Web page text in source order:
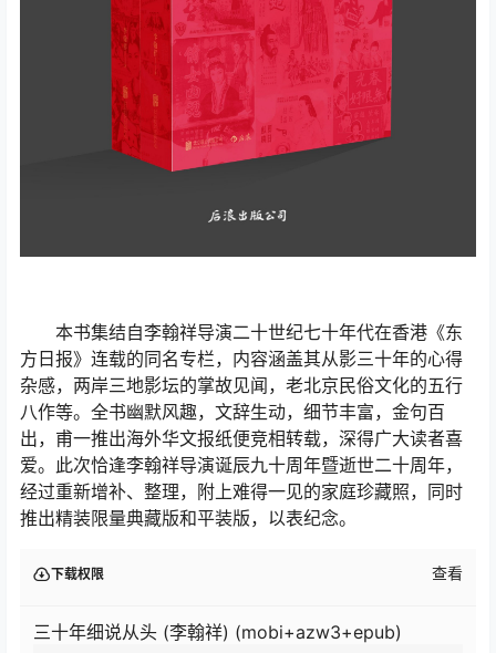
本书集结自李翰祥导演二十世纪七十年代在香港《东
方日报》连载的同名专栏，内容涵盖其从影三十年的心得
杂感，两岸三地影坛的掌故见闻，老北京民俗文化的五行
八作等。全书幽默风趣，文辞生动，细节丰富，金句百
出，甫一推出海外华文报纸便竞相转载，深得广大读者喜
爱。此次恰逢李翰祥导演诞辰九十周年暨逝世二十周年，
经过重新增补、整理，附上难得一见的家庭珍藏照，同时
推出精装限量典藏版和平装版，以表纪念。
下载权限 查看
三十年细说从头 (李翰祥) (mobi+azw3+epub)